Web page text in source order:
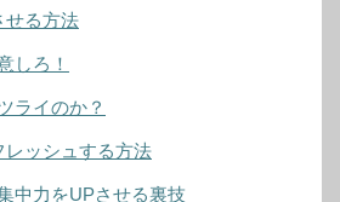
せる方法
しろ！
ライのか？
レッシュする方法
中力をUPさせる裏技